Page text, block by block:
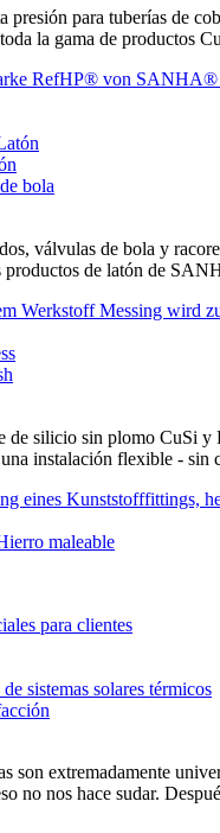
presión para tuberías de
la gama de productos
bola
válvulas de bola y
productos de latón de
de silicio sin plomo CuSi
instalación flexible -
maleable
para clientes
sistemas solares térmicos
son extremadamente
no nos hace sudar.